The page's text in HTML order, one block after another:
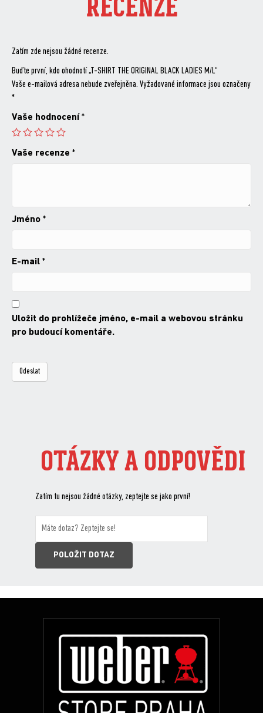
RECENZE
Zatím zde nejsou žádné recenze.
Buďte první, kdo ohodnotí „T-SHIRT THE ORIGINAL BLACK LADIES M/L“
Vaše e-mailová adresa nebude zveřejněna. Vyžadované informace jsou označeny
*
Vaše hodnocení *
Vaše recenze *
Jméno *
E-mail *
Uložit do prohlížeče jméno, e-mail a webovou stránku
pro budoucí komentáře.
OTÁZKY A ODPOVĚDI
Zatím tu nejsou žádné otázky, zeptejte se jako první!